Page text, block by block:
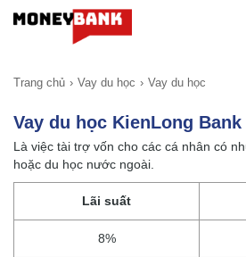
Trang chủ Vay du học Vay du học
Vay du học KienLong Bank
Là việc tài trợ vốn cho các cá nhân có
hoặc du học nước ngoài.
Lãi suất
8%